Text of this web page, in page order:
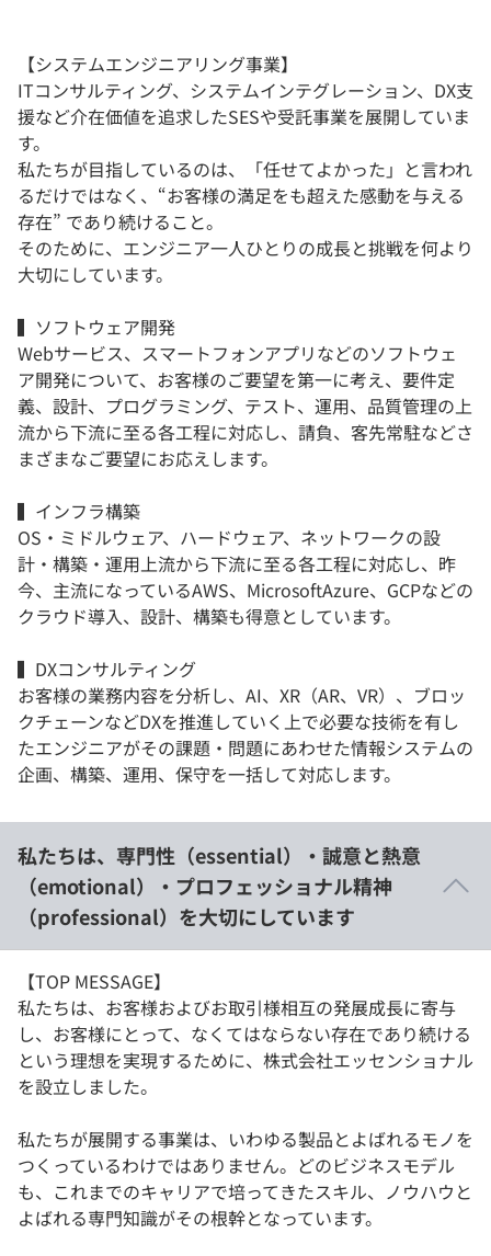
【システムエンジニアリング事業】
ITコンサルティング、システムインテグレーション、DX支
援など介在価値を追求したSESや受託事業を展開していま
す。
私たちが目指しているのは、「任せてよかった」と言われ
るだけではなく、“お客様の満足をも超えた感動を与える
存在” であり続けること。
そのために、エンジニア一人ひとりの成長と挑戦を何より
大切にしています。
▍ソフトウェア開発
Webサービス、スマートフォンアプリなどのソフトウェ
ア開発について、お客様のご要望を第一に考え、要件定
義、設計、プログラミング、テスト、運用、品質管理の上
流から下流に至る各工程に対応し、請負、客先常駐などさ
まざまなご要望にお応えします。
▍インフラ構築
OS・ミドルウェア、ハードウェア、ネットワークの設
計・構築・運用上流から下流に至る各工程に対応し、昨
今、主流になっているAWS、MicrosoftAzure、GCPなどの
クラウド導入、設計、構築も得意としています。
▍DXコンサルティング
お客様の業務内容を分析し、AI、XR（AR、VR）、ブロッ
クチェーンなどDXを推進していく上で必要な技術を有し
たエンジニアがその課題・問題にあわせた情報システムの
企画、構築、運用、保守を一括して対応します。
私たちは、専門性（essential）・誠意と熱意
（emotional）・プロフェッショナル精神
（professional）を大切にしています
【TOP MESSAGE】
私たちは、お客様およびお取引様相互の発展成長に寄与
し、お客様にとって、なくてはならない存在であり続ける
という理想を実現するために、株式会社エッセンショナル
を設立しました。
私たちが展開する事業は、いわゆる製品とよばれるモノを
つくっているわけではありません。どのビジネスモデル
も、これまでのキャリアで培ってきたスキル、ノウハウと
よばれる専門知識がその根幹となっています。